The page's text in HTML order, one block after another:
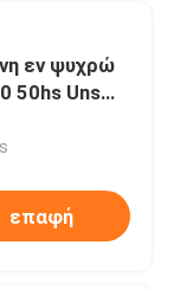
εν ψυχρώ
50hs Uns
επαφή